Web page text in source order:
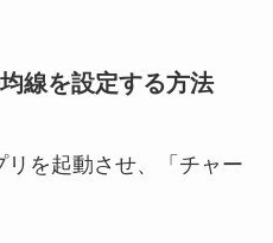
線を設定する方法
を起動させ、「チャー